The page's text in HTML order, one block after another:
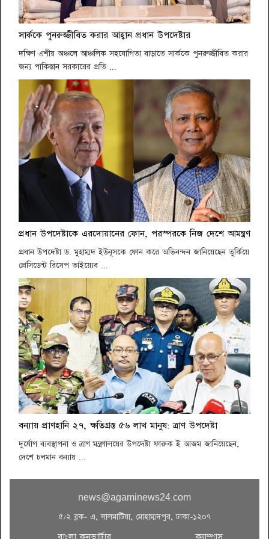
সার্ককে পুনরুজ্জীবিত করার আহ্বান প্রধান উপদেষ্টার
দক্ষিণ এশীয় অঞ্চলে আঞ্চলিক সহযোগিতা বাড়াতে সার্ককে পুনরুজ্জীবিত করার
জন্য পাকিস্তান সরকারের প্রতি ...
প্রধান উপদেষ্টাকে এরদোয়ানের ফোন, পরস্পরকে নিজ দেশে আমন্ত্রণ
প্রধান উপদেষ্টা ড. মুহাম্মদ ইউনূসকে ফোন করে অভিনন্দন জানিয়েছেন তুর্কিয়ে
প্রেসিডেন্ট রিসেপ তাইয়্যেব ...
বন্যায় প্রাণহানি ২৭, ক্ষতিগ্রস্ত ৫৬ লাখ মানুষ: ত্রাণ উপদেষ্টা
দুর্যোগ ব্যবস্থাপনা ও ত্রাণ মন্ত্রণালয়ের উপদেষ্টা ফারুক ই আজম জানিয়েছেন,
দেশে চলমান বন্যায় ...
news@agaminews24.com
৫/২ ব্লক- এ, লালমাটিয়া, মোহাম্মদপুর, ঢাকা-১২০৭